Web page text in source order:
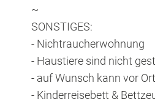
~
SONSTIGES:
- Nichtraucherwohnung
- Haustiere sind nicht
- auf Wunsch kann vor
- Kinderreisebett &